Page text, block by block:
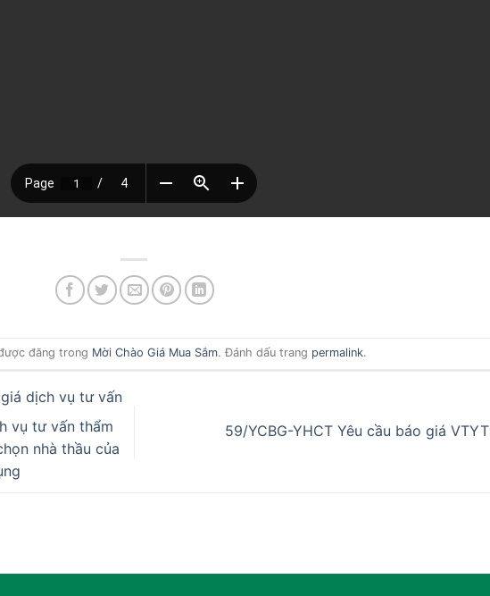
đăng trong Mời Chào Giá Mua Sắm. Đánh dấu trang permalink.
dịch vụ tư vấn
vụ tư vấn thẩm
nhà thầu của
59/YCBG-YHCT Yêu cầu báo giá VTYT